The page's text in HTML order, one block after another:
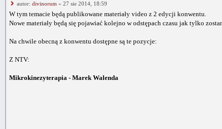
autor: divinorum » 27 sie 2014, 18:59
W tym temacie będą publikowane materiały video z 2 edycji konwentu.
Nowe materiały będą się pojawiać kolejno w odstępach czasu jak tylko
Na chwile obecną z konwentu dostępne są te pozycje:
Z NTV:
Mikrokinezyterapia - Marek Walenda